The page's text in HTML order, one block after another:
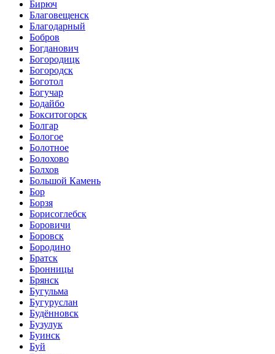
Бирюч
Благовещенск
Благодарный
Бобров
Богданович
Богородицк
Богородск
Боготол
Богучар
Бодайбо
Бокситогорск
Болгар
Бологое
Болотное
Болохово
Болхов
Большой Камень
Бор
Борзя
Борисоглебск
Боровичи
Боровск
Бородино
Братск
Бронницы
Брянск
Бугульма
Бугуруслан
Будённовск
Бузулук
Буинск
Буй